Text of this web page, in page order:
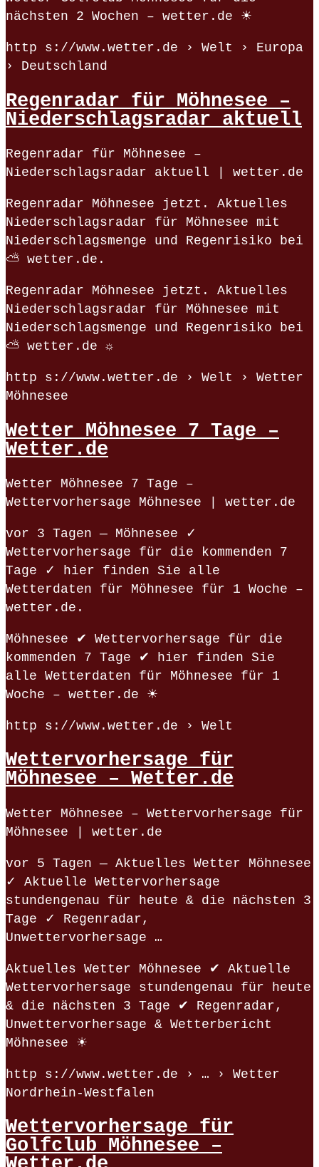
nächsten 2 Wochen – wetter.de ☀
http s://www.wetter.de › Welt › Europa
› Deutschland
Regenradar für Möhnesee –
Niederschlagsradar aktuell
Regenradar für Möhnesee –
Niederschlagsradar aktuell | wetter.de
Regenradar Möhnesee jetzt. Aktuelles
Niederschlagsradar für Möhnesee mit
Niederschlagsmenge und Regenrisiko bei
⛅ wetter.de.
Regenradar Möhnesee jetzt. Aktuelles
Niederschlagsradar für Möhnesee mit
Niederschlagsmenge und Regenrisiko bei
⛅ wetter.de ☼
http s://www.wetter.de › Welt › Wetter
Möhnesee
Wetter Möhnesee 7 Tage –
Wetter.de
Wetter Möhnesee 7 Tage –
Wettervorhersage Möhnesee | wetter.de
vor 3 Tagen — Möhnesee ✓
Wettervorhersage für die kommenden 7
Tage ✓ hier finden Sie alle
Wetterdaten für Möhnesee für 1 Woche –
wetter.de.
Möhnesee ✔ Wettervorhersage für die
kommenden 7 Tage ✔ hier finden Sie
alle Wetterdaten für Möhnesee für 1
Woche – wetter.de ☀
http s://www.wetter.de › Welt
Wettervorhersage für
Möhnesee – Wetter.de
Wetter Möhnesee – Wettervorhersage für
Möhnesee | wetter.de
vor 5 Tagen — Aktuelles Wetter Möhnesee
✓ Aktuelle Wettervorhersage
stundengenau für heute & die nächsten 3
Tage ✓ Regenradar,
Unwettervorhersage …
Aktuelles Wetter Möhnesee ✔ Aktuelle
Wettervorhersage stundengenau für heute
& die nächsten 3 Tage ✔ Regenradar,
Unwettervorhersage & Wetterbericht
Möhnesee ☀
http s://www.wetter.de › … › Wetter
Nordrhein-Westfalen
Wettervorhersage für
Golfclub Möhnesee –